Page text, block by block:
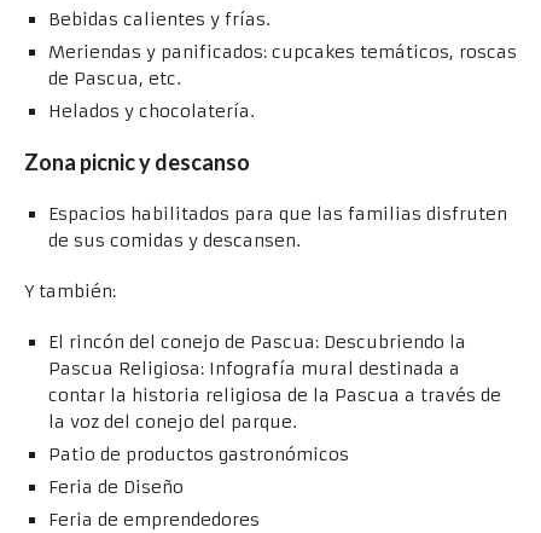
Bebidas calientes y frías.
Meriendas y panificados: cupcakes temáticos, roscas
de Pascua, etc.
Helados y chocolatería.
Zona picnic y descanso
Espacios habilitados para que las familias disfruten
de sus comidas y descansen.
Y también:
El rincón del conejo de Pascua: Descubriendo la
Pascua Religiosa: Infografía mural destinada a
contar la historia religiosa de la Pascua a través de
la voz del conejo del parque.
Patio de productos gastronómicos
Feria de Diseño
Feria de emprendedores